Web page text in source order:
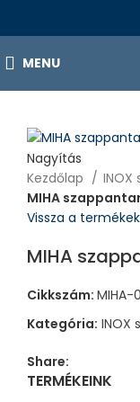
MENU
Nagyítás
Kezdőlap
INOX
MIHA
Vissza a
MIHA
Cikkszám: MIHA-
Kategória: INOX
Share:
TERMÉKEINK